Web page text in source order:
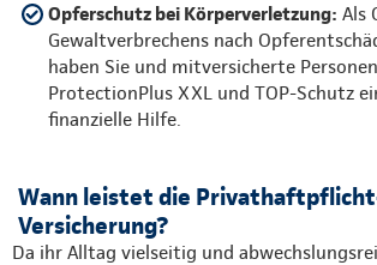
Opferschutz bei Körperverletzung: Als
Gewaltverbrechens nach
haben Sie und mitversicherte
ProtectionPlus XXL und TOP-Schutz
finanzielle Hilfe.
Wann leistet die
Versicherung?
Da ihr Alltag vielseitig und